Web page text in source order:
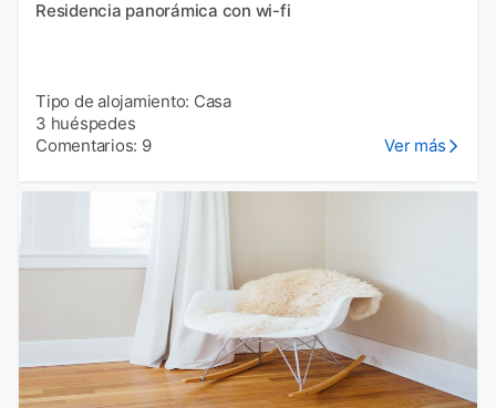
Residencia panorámica con wi-fi
Tipo de alojamiento: Casa
3 huéspedes
Comentarios: 9
Ver más